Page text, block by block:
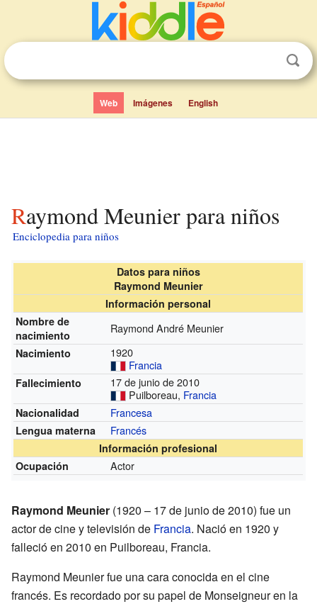
Web Imágenes English
Raymond Meunier para niños
Enciclopedia para niños
Datos para niños
Raymond Meunier
Información personal
Nombre de
nacimiento
Raymond André Meunier
Nacimiento
1920
Francia
Fallecimiento
17 de junio de 2010
Puilboreau, Francia
Nacionalidad Francesa
Lengua materna Francés
Información profesional
Ocupación
Actor
Raymond Meunier (1920 – 17 de junio de 2010) fue un
actor de cine y televisión de Francia. Nació en 1920 y
falleció en 2010 en Puilboreau, Francia.
Raymond Meunier fue una cara conocida en el cine
francés. Es recordado por su papel de Monseigneur en la